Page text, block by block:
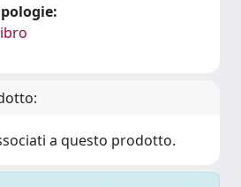
a questo prodotto.